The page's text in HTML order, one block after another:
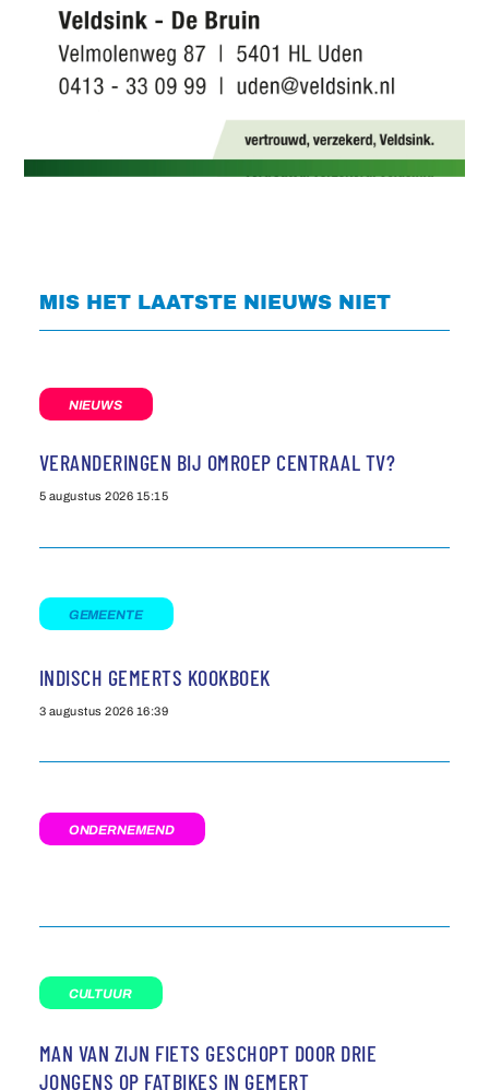
MIS HET LAATSTE NIEUWS NIET
NIEUWS
VERANDERINGEN BIJ OMROEP CENTRAAL TV?
5 augustus 2026 15:15
GEMEENTE
INDISCH GEMERTS KOOKBOEK
3 augustus 2026 16:39
ONDERNEMEND
CULTUUR
MAN VAN ZIJN FIETS GESCHOPT DOOR DRIE
JONGENS OP FATBIKES IN GEMERT